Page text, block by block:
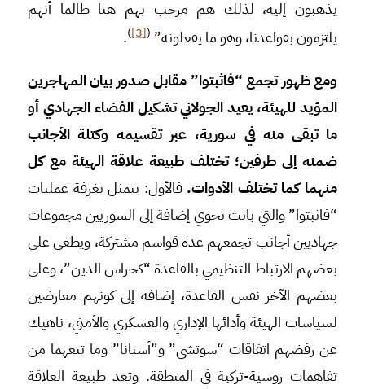
يذهبون إليه، لذلك هم مرحب بهم هنا طالما أنهم
يلتزمون بقواعدنا، وهو ما يفعلونه” (
[3]
)
.
ومع ظهور تجمع “فاثبتوا” مقابل صدور بيان المهاجرين
المؤيد للهيئة، يعيد الجولاني تشكيل الفضاء الجهادي أو
ما تبقى منه في سورية، عبر تقسيمه وكتلة الأجانب
ضمنه إلى طرفين؛ تختلف طبيعة علاقة الهيئة مع كل
منهما كما تختلف الأدوات.فالأول: يتمثل بغرفة عمليات
“فاثبتوا” والتي باتت تحوي إضافة إلى السوريين مجموعات
جهاديين أجانب تجمعهم عدة قواسم مشتركة، ويطغى على
بعضهم الارتباط التنظيمي بالقاعدة “كحراس الدين”، وعلى
بعضهم الآخر نفس القاعدة، إضافة إلى كونهم معارضين
لسياسات الهيئة وأدائها الإداري والعسكري والأمني، ناهيك
عن رفضهم اتفاقات “سوتشي” و”أستانا” وما تبعهما من
تفاهمات روسية-تركية في المنطقة. وتعد طبيعة العلاقة